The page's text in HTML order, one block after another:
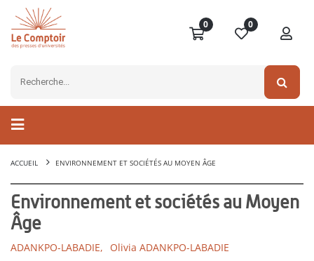
0 0
ACCUEIL ENVIRONNEMENT ET SOCIÉTÉS AU MOYEN ÂGE
Environnement et sociétés au Moyen
Âge
ADANKPO-LABADIE, Olivia ADANKPO-LABADIE